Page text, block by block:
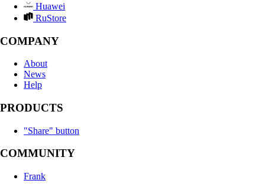
Huawei
RuStore
COMPANY
About
News
Help
PRODUCTS
"Share" button
COMMUNITY
Frank